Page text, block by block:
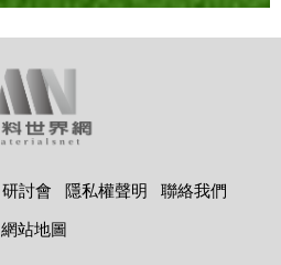
研討會 隱私權聲明
聯絡我們
網站地圖